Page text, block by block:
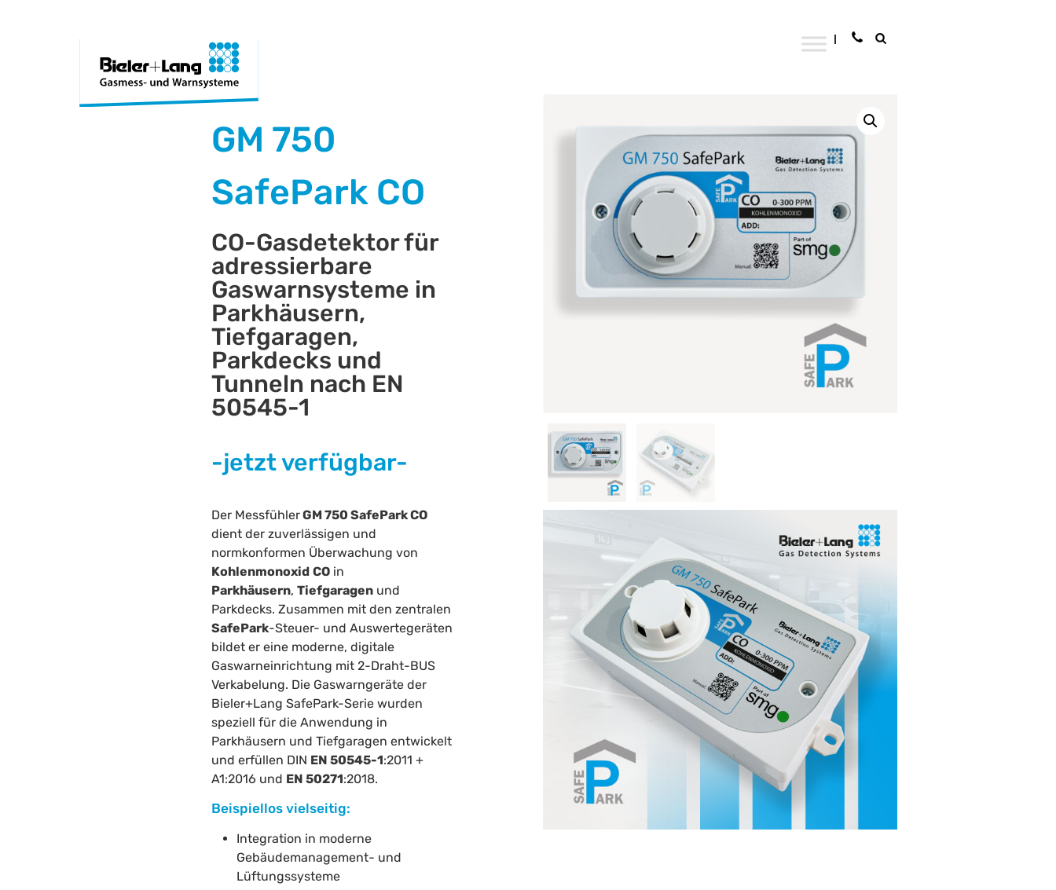
GM 750
SafePark CO
CO-Gasdetektor für
adressierbare
Gaswarnsysteme in
Parkhäusern,
Tiefgaragen,
Parkdecks und
Tunneln nach EN
50545-1
-jetzt verfügbar-
Der MessfühlerGM 750 SafePark CO
dient der zuverlässigen und
normkonformen Überwachung von
Kohlenmonoxid COin
Parkhäusern, Tiefgaragenund
Parkdecks. Zusammen mit den zentralen
SafePark-Steuer- und Auswertegeräten
bildet er eine moderne, digitale
Gaswarneinrichtung mit 2-Draht-BUS
Verkabelung. Die Gaswarngeräte der
Bieler+Lang SafePark-Serie wurden
speziell für die Anwendung in
Parkhäusern und Tiefgaragen entwickelt
und erfüllen DIN EN 50545-1:2011 +
A1:2016 und EN 50271:2018.
Beispiellos vielseitig:
Integration in moderne
Gebäudemanagement- und
Lüftungssysteme